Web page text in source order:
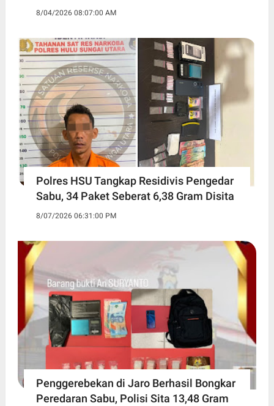
8/04/2026 08:07:00 AM
Polres HSU Tangkap Residivis Pengedar
Sabu, 34 Paket Seberat 6,38 Gram Disita
8/07/2026 06:31:00 PM
Penggerebekan di Jaro Berhasil Bongkar
Peredaran Sabu, Polisi Sita 13,48 Gram